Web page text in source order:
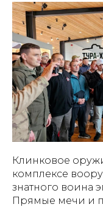
Клинковое
комплексе
знатного воина
Прямые мечи и